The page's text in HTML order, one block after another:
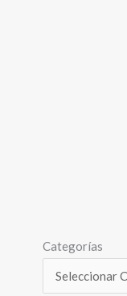
Categorías